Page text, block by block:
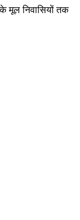
मूल निवासियों तक